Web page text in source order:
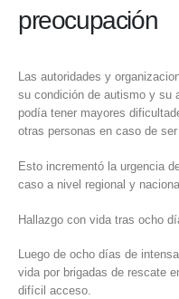
preocupación
Las autoridades y
su condición de autismo y su
podía tener mayores
otras personas en caso de
Esto incrementó la urgencia
caso a nivel regional y
Hallazgo con vida tras ocho
Luego de ocho días de
vida por brigadas de rescate
difícil acceso.